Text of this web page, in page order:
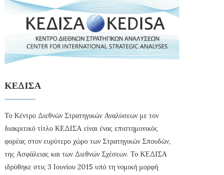
ΚΕΔΙΣΑ
Το Κέντρο Διεθνών Στρατηγικών Αναλύσεων με τον
διακριτικό τίτλο ΚΕΔΙΣΑ είναι ένας επιστημονικός
φορέας στον ευρύτερο χώρο των Στρατηγικών Σπουδών,
της Ασφάλειας και των Διεθνών Σχέσεων. Το ΚΕΔΙΣΑ
ιδρύθηκε στις 3 Ιουνίου 2015 υπό τη νομική μορφή